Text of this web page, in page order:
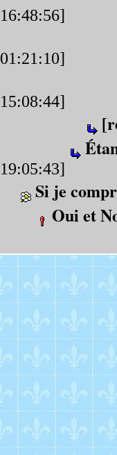
16:48:56]
01:21:10]
15:08:44]
19:05:43]
Si je
Oui et